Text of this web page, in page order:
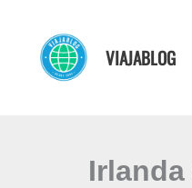
contenido
VIAJABLOG